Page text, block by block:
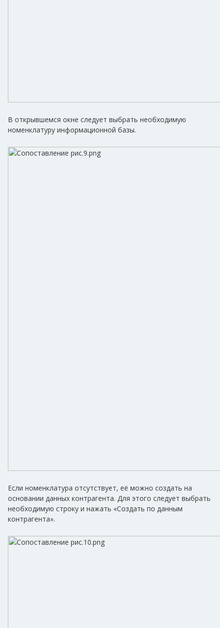
В открывшемся окне следует выбрать необходимую
номенклатуру информационной базы.
Если номенклатура отсутствует, её можно создать на
основании данных контрагента. Для этого следует выбрать
необходимую строку и нажать «Создать по данным
контрагента».